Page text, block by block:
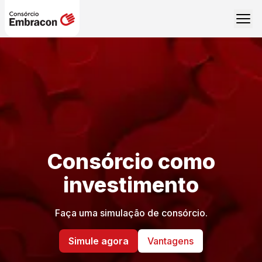
Consórcio como
investimento
Faça uma simulação de consórcio.
Simule agora Vantagens